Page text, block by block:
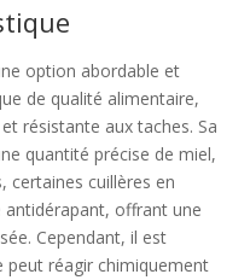
option abordable et
de qualité alimentaire,
résistante aux taches. Sa
quantité précise de miel,
certaines cuillères en
antidérapant, offrant une
Cependant, il est
réagir chimiquement